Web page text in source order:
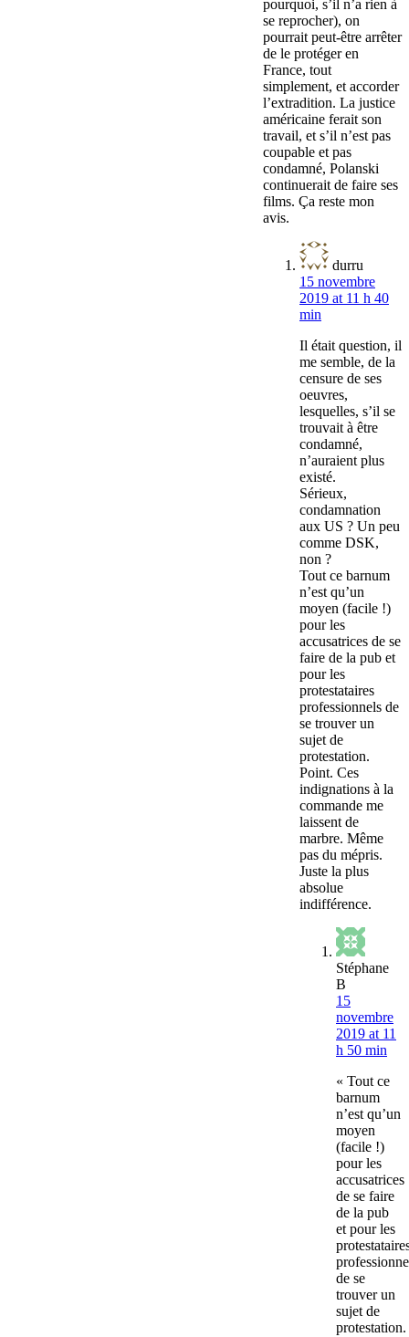
pourquoi, s’il n’a rien à
se reprocher), on
pourrait peut-être arrêter
de le protéger en
France, tout
simplement, et accorder
l’extradition. La justice
américaine ferait son
travail, et s’il n’est pas
coupable et pas
condamné, Polanski
continuerait de faire ses
films. Ça reste mon
avis.
durru
15 novembre
2019 at 11 h 40
min
Il était question, il
me semble, de la
censure de ses
oeuvres,
lesquelles, s’il se
trouvait à être
condamné,
n’auraient plus
existé.
Sérieux,
condamnation
aux US ? Un peu
comme DSK,
non ?
Tout ce barnum
n’est qu’un
moyen (facile !)
pour les
accusatrices de se
faire de la pub et
pour les
protestataires
professionnels de
se trouver un
sujet de
protestation.
Point. Ces
indignations à la
commande me
laissent de
marbre. Même
pas du mépris.
Juste la plus
absolue
indifférence.
Stéphane
B
15
novembre
2019 at 11
h 50 min
« Tout ce
barnum
n’est qu’un
moyen
(facile !)
pour les
accusatrices
de se faire
de la pub
et pour les
de se
trouver un
sujet de
protestation.